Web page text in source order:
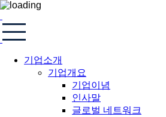
기업소개
기업개요
기업이념
인사말
글로벌 네트워크